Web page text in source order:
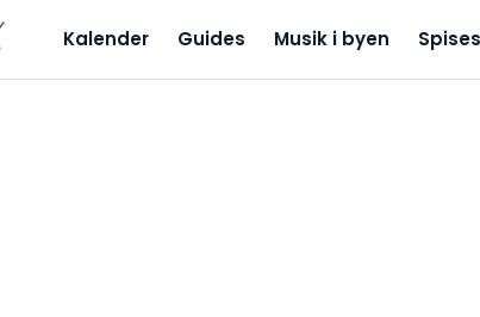
Kalender Guides Musik i byen